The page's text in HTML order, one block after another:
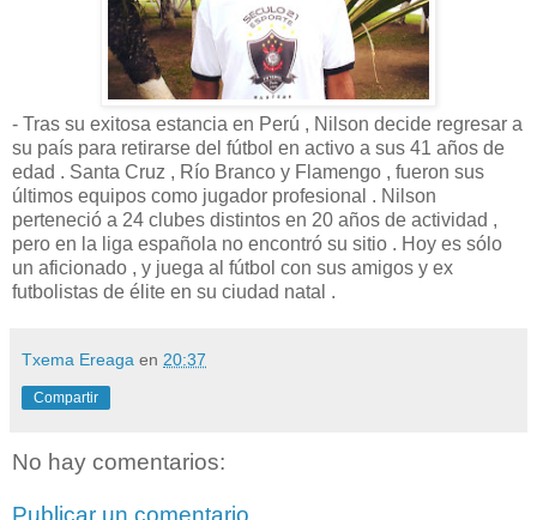
- Tras su exitosa estancia en Perú , Nilson decide regresar a
su país para retirarse del fútbol en activo a sus 41 años de
edad . Santa Cruz , Río Branco y Flamengo , fueron sus
últimos equipos como jugador profesional . Nilson
perteneció a 24 clubes distintos en 20 años de actividad ,
pero en la liga española no encontró su sitio . Hoy es sólo
un aficionado , y juega al fútbol con sus amigos y ex
futbolistas de élite en su ciudad natal .
Txema Ereaga en 20:37
Compartir
No hay comentarios:
Publicar un comentario